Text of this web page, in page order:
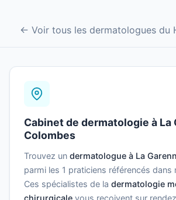
← Voir tous les dermatologues du
Cabinet de dermatologie à La
Colombes
Trouvez un dermatologue à La
parmi les 1 praticiens référencés dans
Ces spécialistes de la dermatologie